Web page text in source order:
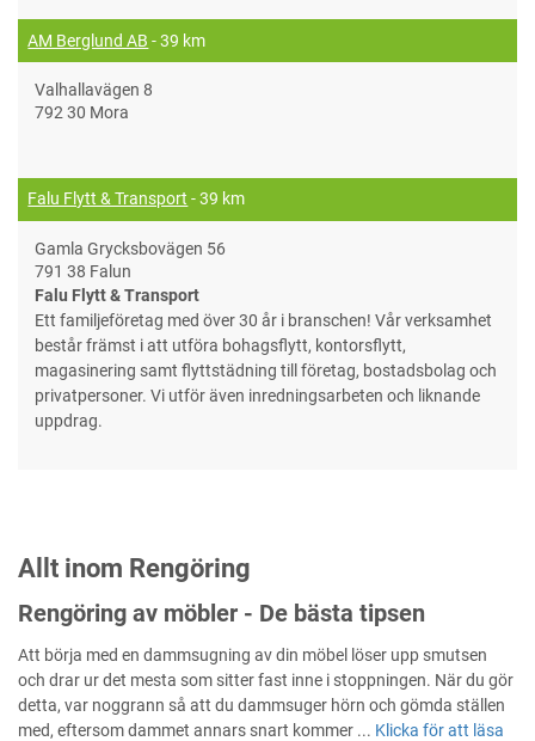
AM Berglund AB - 39 km
Valhallavägen 8
792 30 Mora
Falu Flytt & Transport - 39 km
Gamla Grycksbovägen 56
791 38 Falun
Falu Flytt & Transport
Ett familjeföretag med över 30 år i branschen! Vår verksamhet
består främst i att utföra bohagsflytt, kontorsflytt,
magasinering samt flyttstädning till företag, bostadsbolag och
privatpersoner. Vi utför även inredningsarbeten och liknande
uppdrag.
Allt inom Rengöring
Rengöring av möbler - De bästa tipsen
Att börja med en dammsugning av din möbel löser upp smutsen
och drar ur det mesta som sitter fast inne i stoppningen. När du gör
detta, var noggrann så att du dammsuger hörn och gömda ställen
med, eftersom dammet annars snart kommer ... Klicka för att läsa